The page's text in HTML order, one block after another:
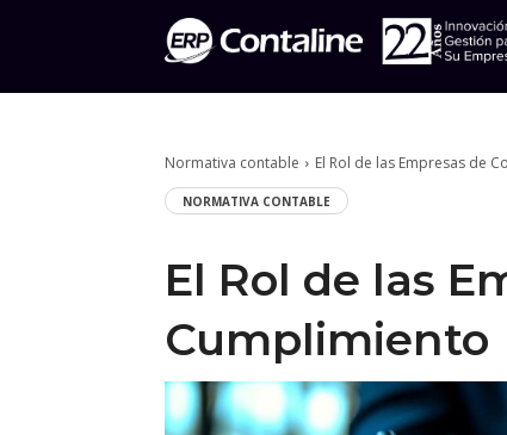
Normativa contable El Rol de las Empresas de
NORMATIVA CONTABLE
El Rol de las
Cumplimiento